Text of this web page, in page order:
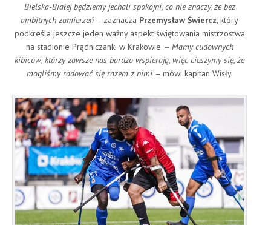
Bielska-Białej będziemy jechali spokojni, co nie znaczy, że bez
ambitnych zamierzeń – zaznacza Przemysław Świercz, który
podkreśla jeszcze jeden ważny aspekt świętowania mistrzostwa
na stadionie Prądniczanki w Krakowie. – Mamy cudownych
kibiców, którzy zawsze nas bardzo wspierają, więc cieszymy się, że
mogliśmy radować się razem z nimi – mówi kapitan Wisły.